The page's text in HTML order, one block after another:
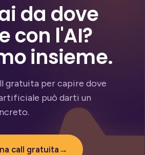
da dove
con l'AI?
insieme.
gratuita per capire dove
può darti un
call gratuita→